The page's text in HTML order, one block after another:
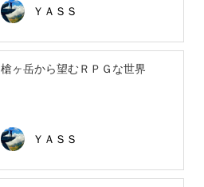
ＹＡＳＳ
槍ヶ岳から望むＲＰＧな世界
ＹＡＳＳ